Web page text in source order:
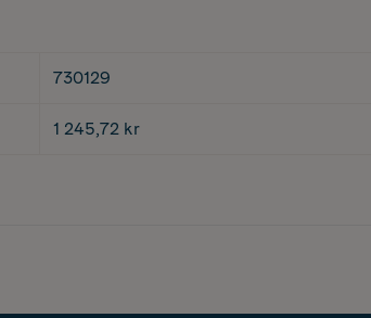
730129
1 245,72 kr